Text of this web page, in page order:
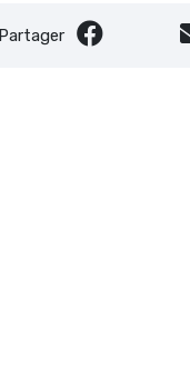
Partager